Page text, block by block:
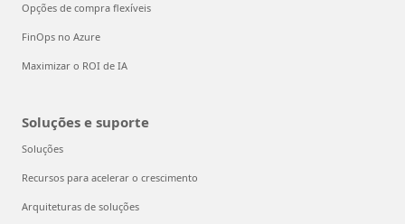
Opções de compra flexíveis
FinOps no Azure
Maximizar o ROI de IA
Soluções e suporte
Soluções
Recursos para acelerar o crescimento
Arquiteturas de soluções